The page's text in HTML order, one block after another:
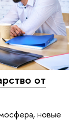
от
новые